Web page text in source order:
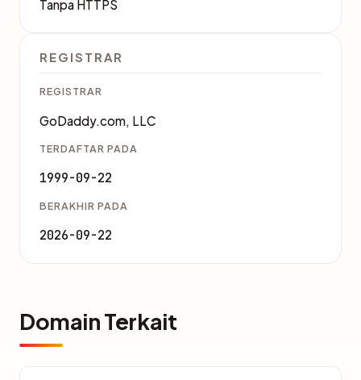
Tanpa HTTPS
REGISTRAR
REGISTRAR
GoDaddy.com, LLC
TERDAFTAR PADA
1999-09-22
BERAKHIR PADA
2026-09-22
Domain Terkait